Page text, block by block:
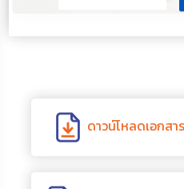
ดาวน์โหลดเอกส